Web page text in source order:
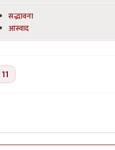
सद्भावना
आस्वाद
11